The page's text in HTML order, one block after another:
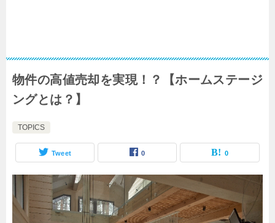
物件の高値売却を実現！？【ホームステージ
ングとは？】
TOPICS
Tweet 0 0